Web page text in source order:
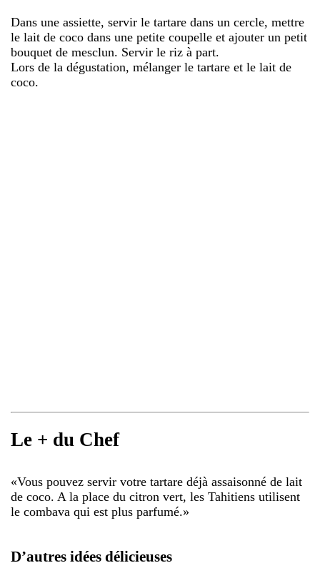
Dans une assiette, servir le tartare dans un cercle, mettre
le lait de coco dans une petite coupelle et ajouter un petit
bouquet de mesclun. Servir le riz à part.
Lors de la dégustation, mélanger le tartare et le lait de
coco.
Le + du Chef
«Vous pouvez servir votre tartare déjà assaisonné de lait
de coco. A la place du citron vert, les Tahitiens utilisent
le combava qui est plus parfumé.»
D’autres idées délicieuses